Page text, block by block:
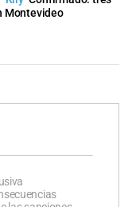
Montevideo